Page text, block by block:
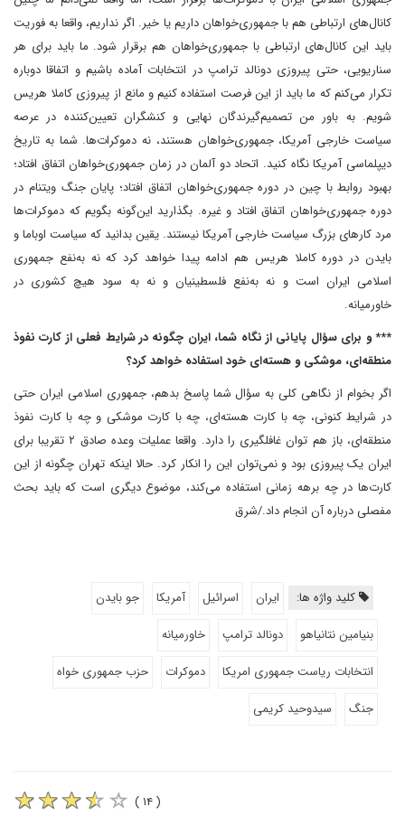
کانال‌های ارتباطی هم با جمهوری‌خواهان داریم یا خیر. اگر نداریم، واقعا به فوریت
باید این کانال‌های ارتباطی با جمهوری‌خواهان هم برقرار شود. ما باید برای هر
سناریویی، حتی پیروزی دونالد ترامپ در انتخابات آماده باشیم و اتفاقا دوباره
تکرار می‌کنم که ما باید از این فرصت استفاده کنیم و مانع از پیروزی کاملا هریس
شویم. به باور من تصمیم‌گیرندگان نهایی و کنشگران تعیین‌کننده در عرصه
سیاست خارجی آمریکا، جمهوری‌خواهان هستند، نه دموکرات‌ها. شما به تاریخ
دیپلماسی آمریکا نگاه کنید. اتحاد دو آلمان در زمان جمهوری‌خواهان اتفاق افتاد؛
بهبود روابط با چین در دوره جمهوری‌خواهان اتفاق افتاد؛ پایان جنگ ویتنام در
دوره جمهوری‌خواهان اتفاق افتاد و‌ غیره. بگذارید این‌گونه بگویم که دموکرات‌ها
مرد کارهای بزرگ سیاست خارجی آمریکا نیستند. یقین بدانید که سیاست اوباما و
بایدن در دوره کاملا هریس هم ادامه پیدا خواهد کرد که‌ نه به‌نفع جمهوری
اسلامی ایران است و نه به‌نفع فلسطینیان و نه به سود هیچ کشوری در
خاورمیانه.
*** و برای سؤال پایانی از نگاه شما، ایران چگونه در شرایط فعلی از کارت نفوذ
منطقه‌ای، موشکی و هسته‌ای خود استفاده خواهد کرد؟
اگر بخوام از نگاهی کلی به سؤال شما پاسخ بدهم، جمهوری اسلامی ایران‌ حتی
در شرایط کنونی، چه با کارت هسته‌ای، چه با کارت موشکی و چه با کارت نفوذ
منطقه‌ای، باز هم توان غافلگیری را دارد. واقعا عملیات وعده صادق ۲ تقریبا برای
ایران یک پیروزی بود و نمی‌توان این را انکار کرد. حالا اینکه تهران چگونه از این
کارت‌ها در چه برهه زمانی استفاده می‌کند، موضوع دیگری است که باید بحث
مفصلی درباره آن انجام داد./شرق
کلید واژه ها: ایران اسرائیل آمریکا
جو بایدن
بنیامین نتانیاهو
دونالد ترامپ
خاورمیانه
انتخابات ریاست جمهوری امریکا
دموکرات
حزب جمهوری خواه
جنگ
سیدوحید کریمی
( ۱۴ )